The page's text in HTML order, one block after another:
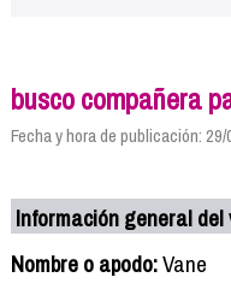
busco compañera
Fecha y hora de publicación: 29/
Información general
Nombre o apodo:Vane